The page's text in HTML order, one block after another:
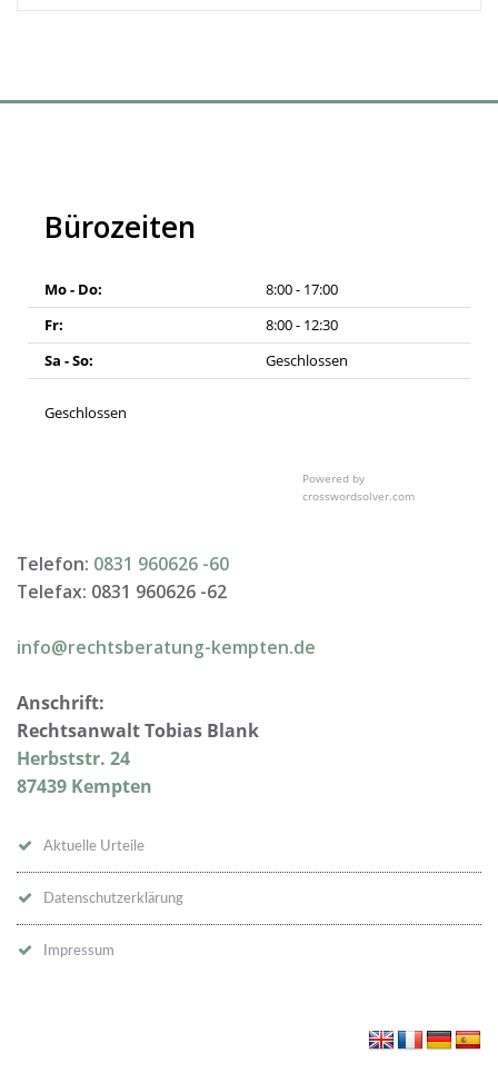
Bürozeiten
Mo - Do:
8:00 - 17:00
Fr:
8:00 - 12:30
Sa - So:
Geschlossen
Geschlossen
Powered by
crosswordsolver.com
Telefon: 0831 960626 -60
Telefax: 0831 960626 -62
info@rechtsberatung-kempten.de
Anschrift:
Rechtsanwalt Tobias Blank
Herbststr. 24
87439 Kempten
Aktuelle Urteile
Datenschutzerklärung
Impressum